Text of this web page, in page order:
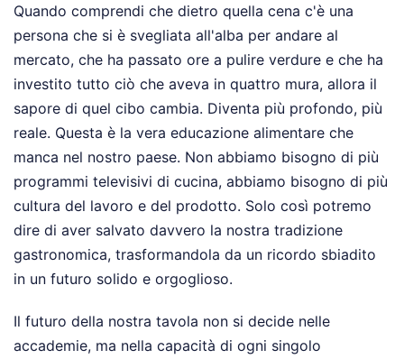
Quando comprendi che dietro quella cena c'è una
persona che si è svegliata all'alba per andare al
mercato, che ha passato ore a pulire verdure e che ha
investito tutto ciò che aveva in quattro mura, allora il
sapore di quel cibo cambia. Diventa più profondo, più
reale. Questa è la vera educazione alimentare che
manca nel nostro paese. Non abbiamo bisogno di più
programmi televisivi di cucina, abbiamo bisogno di più
cultura del lavoro e del prodotto. Solo così potremo
dire di aver salvato davvero la nostra tradizione
gastronomica, trasformandola da un ricordo sbiadito
in un futuro solido e orgoglioso.
Il futuro della nostra tavola non si decide nelle
accademie, ma nella capacità di ogni singolo